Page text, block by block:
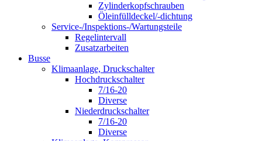
Zylinderkopfschrauben
Öleinfülldeckel/-dichtung
Service-/Inspektions-/Wartungsteile
Regelintervall
Zusatzarbeiten
Busse
Klimaanlage, Druckschalter
Hochdruckschalter
7/16-20
Diverse
Niederdruckschalter
7/16-20
Diverse